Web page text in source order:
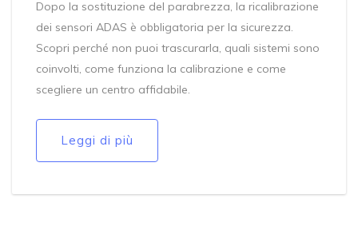
Dopo la sostituzione del parabrezza, la ricalibrazione
dei sensori ADAS è obbligatoria per la sicurezza.
Scopri perché non puoi trascurarla, quali sistemi sono
coinvolti, come funziona la calibrazione e come
scegliere un centro affidabile.
Leggi di più